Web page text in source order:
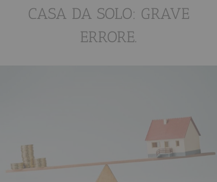
CASA DA SOLO: GRAVE
ERRORE.